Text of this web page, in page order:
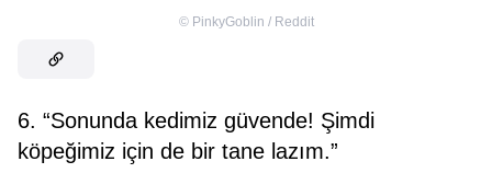
© PinkyGoblin / Reddit
6. “Sonunda kedimiz güvende! Şimdi
köpeğimiz için de bir tane lazım.”